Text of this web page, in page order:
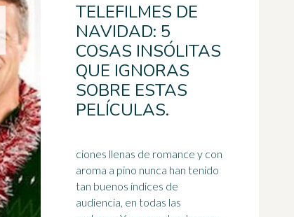
TELEFILMES DE
NAVIDAD: 5
COSAS INSÓLITAS
QUE IGNORAS
SOBRE ESTAS
PELÍCULAS.
ciones llenas de romance y con
aroma a pino nunca han tenido
tan buenos índices de
audiencia, en todas las